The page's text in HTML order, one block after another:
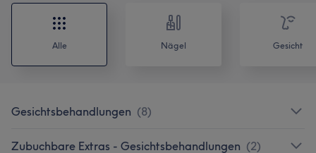
Alle Nägel Gesicht
Gesichtsbehandlungen (8)
Zubuchbare Extras - Gesichtsbehandlungen (2)